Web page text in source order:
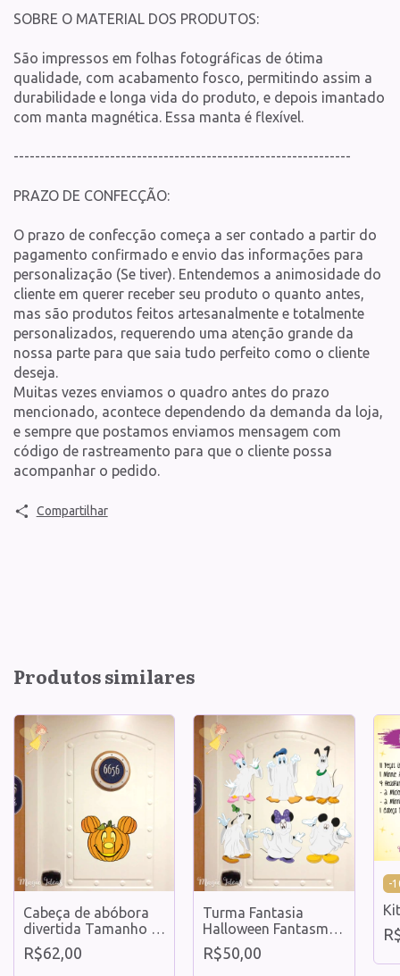
SOBRE O MATERIAL DOS PRODUTOS:
São impressos em folhas fotográficas de ótima
qualidade, com acabamento fosco, permitindo assim a
durabilidade e longa vida do produto, e depois imantado
com manta magnética. Essa manta é flexível.
---------------------------------------------------------------
PRAZO DE CONFECÇÃO:
O prazo de confecção começa a ser contado a partir do
pagamento confirmado e envio das informações para
personalização (Se tiver). Entendemos a animosidade do
cliente em querer receber seu produto o quanto antes,
mas são produtos feitos artesanalmente e totalmente
personalizados, requerendo uma atenção grande da
nossa parte para que saia tudo perfeito como o cliente
deseja.
Muitas vezes enviamos o quadro antes do prazo
mencionado, acontece dependendo da demanda da loja,
e sempre que postamos enviamos mensagem com
código de rastreamento para que o cliente possa
acompanhar o pedido.
Compartilhar
Produtos similares
Cabeça de abóbora
divertida Tamanho M
- Imã Decorativo
R$62,00
Turma Fantasia
Halloween Fantasmas
- Imã decorativo
R$50,00
-